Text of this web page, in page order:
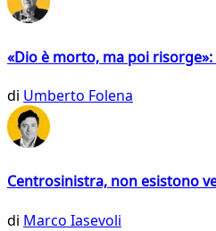
«Dio è morto, ma poi
di Umberto Folena
Centrosinistra, non esistono
di Marco Iasevoli